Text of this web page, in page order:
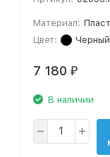
Материал:
Цвет:
Черный
7 180 ₽
В наличии